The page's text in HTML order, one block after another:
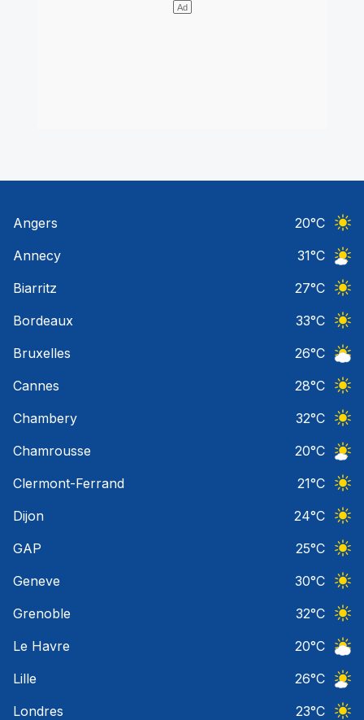
Angers 20°C
Annecy
31°C
Biarritz
27°C
Bordeaux
33°C
Bruxelles
26°C
Cannes
28°C
Chambery
32°C
Chamrousse
20°C
Clermont-Ferrand
21°C
Dijon
24°C
GAP
25°C
Geneve
30°C
Grenoble
32°C
Le Havre
20°C
Lille
26°C
Londres
23°C